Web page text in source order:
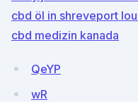
cbd öl in shreveport
cbd medizin kanada
QeYP
wR